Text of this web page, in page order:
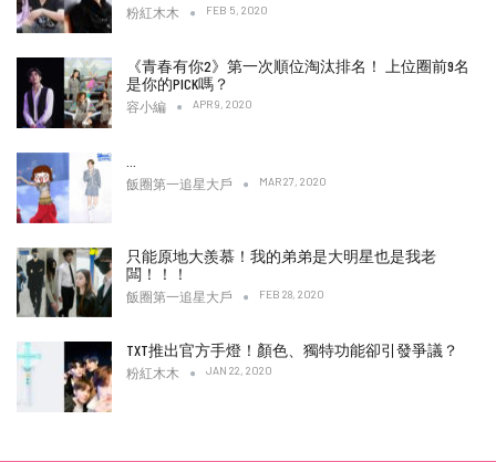
粉紅木木 FEB 5, 2020
《青春有你2》第一次順位淘汰排名！ 上位圈前9名
是你的PICK嗎？
容小編 APR 9, 2020
飯圈第一追星大戶 MAR 27, 2020
只能原地大羨慕！我的弟弟是大明星也是我老
闆！！！
飯圈第一追星大戶 FEB 28, 2020
TXT推出官方手燈！顏色、獨特功能卻引發爭議？
粉紅木木 JAN 22, 2020